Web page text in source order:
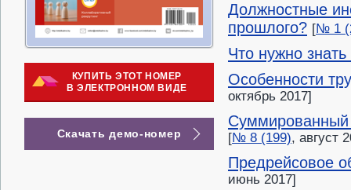
КУПИТЬ ЭТОТ НОМЕР
В ЭЛЕКТРОННОМ ВИДЕ
Скачать демо-номер
Должностные
прошлого? [№ 1
Что нужно
Особенности
октябрь 2017]
Суммированный
[№ 8 (199), август
Предрейсовое
июнь 2017]